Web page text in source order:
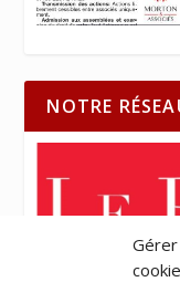
NOTRE